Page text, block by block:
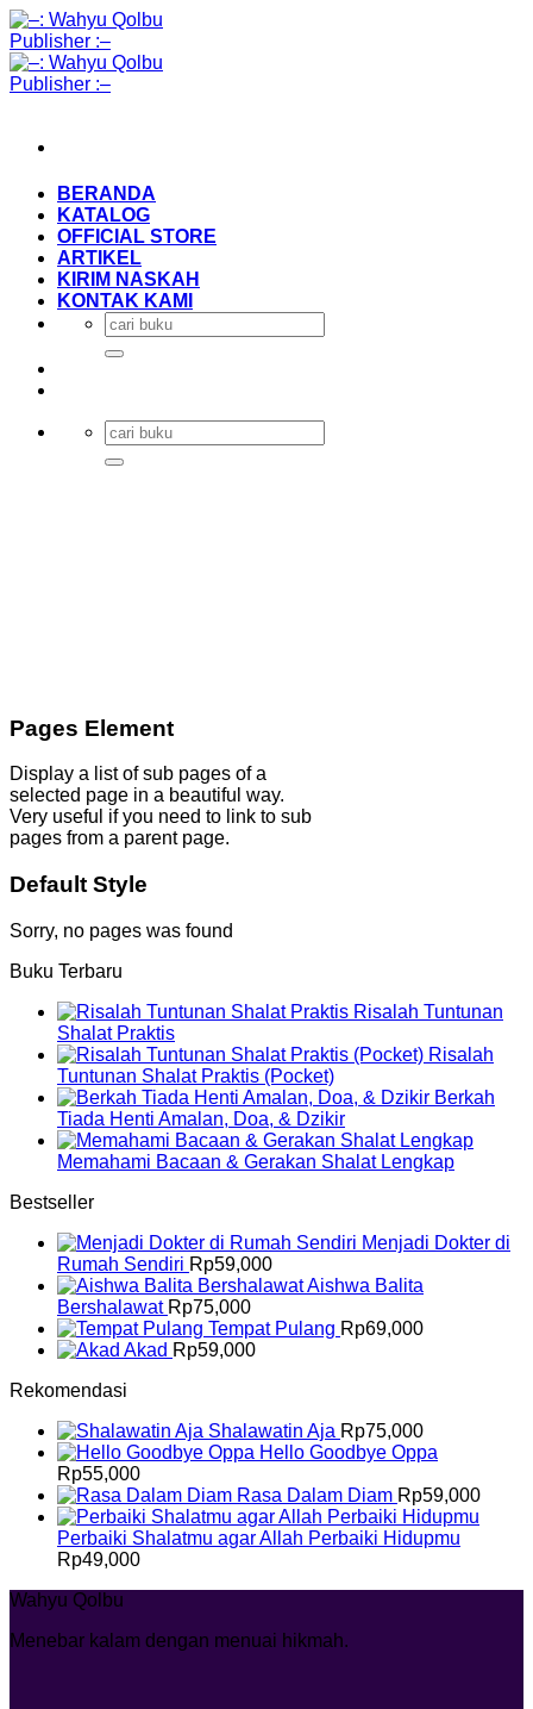
Skip
to
content
BERANDA
KATALOG
OFFICIAL STORE
ARTIKEL
KIRIM NASKAH
KONTAK KAMI
Search
for:
Search
for:
Pages Element
Display a list of sub pages of a
selected page in a beautiful way.
Very useful if you need to link to sub
pages from a parent page.
Default Style
Sorry, no pages was found
Buku Terbaru
Risalah Tuntunan
Shalat Praktis
Risalah
Tuntunan Shalat Praktis (Pocket)
Berkah
Tiada Henti Amalan, Doa, & Dzikir
Memahami Bacaan & Gerakan Shalat Lengkap
Bestseller
Menjadi Dokter di
Rumah Sendiri Rp59,000
Aishwa Balita
Bershalawat Rp75,000
Tempat Pulang Rp69,000
Akad Rp59,000
Rekomendasi
Shalawatin Aja Rp75,000
Hello Goodbye Oppa
Rp55,000
Rasa Dalam Diam Rp59,000
Perbaiki Shalatmu agar Allah Perbaiki Hidupmu
Rp49,000
Wahyu Qolbu
Menebar kalam dengan menuai hikmah.